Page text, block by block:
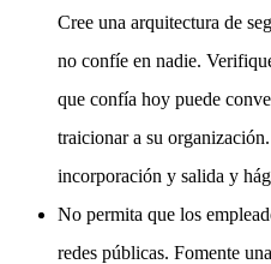
Cree una arquitectura de
no confíe en nadie.
que confía hoy puede
traicionar a su
incorporación y salida y
No permita que los
redes públicas. Fomente